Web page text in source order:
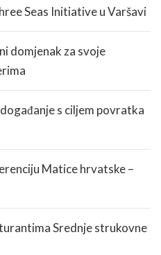
Seas Initiative u Varšavi
domjenak za svoje
s ciljem povratka
Matice hrvatske –
Srednje strukovne